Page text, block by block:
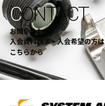
CONTACT
お問い合わせ
入会資料請求・入会希望の方は
こちらから